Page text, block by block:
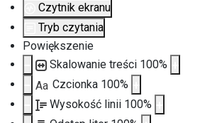
Czytnik ekranu
Tryb czytania
Powiększenie
Skalowanie treści 100%
Aa Czcionka 100%
Wysokość linii 100%